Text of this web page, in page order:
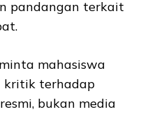
pandangan terkait
mahasiswa
kritik terhadap
bukan media